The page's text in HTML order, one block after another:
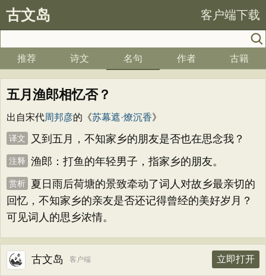
古文岛 客户端下载
推荐 诗文 名句 作者 古籍
五月渔郎相忆否？
出自宋代周邦彦的《苏幕遮·燎沉香》
译文 又到五月，不知家乡的朋友是否也在思念我？
注释 渔郎：打鱼的年轻男子，指家乡的朋友。
赏析
夏日雨后荷塘的景致牵动了词人对故乡最亲切的
回忆，不知家乡的亲友是否还记得曾经的美好岁月？
可见词人的思乡浓情。
古文岛 客户端 立即打开